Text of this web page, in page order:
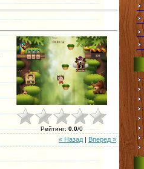
Рейтинг: 0.0/0
« Назад | Вперед »